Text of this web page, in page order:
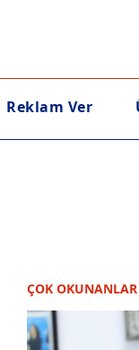
Reklam Ver
ÇOK OKUNANLAR